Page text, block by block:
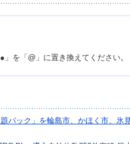
を「@」に置き換えてください。
パック」を輪島市、かほく市、氷